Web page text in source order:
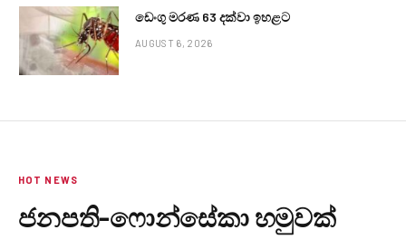
ඩෙංගු මරණ 63 දක්වා ඉහළට
AUGUST 6, 2026
HOT NEWS
ජනපති-ෆොන්සේකා හමුවක්